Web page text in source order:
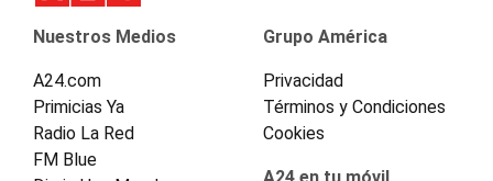
Nuestros Medios
A24.com
Primicias Ya
Radio La Red
FM Blue
Grupo América
Privacidad
Términos y Condiciones
Cookies